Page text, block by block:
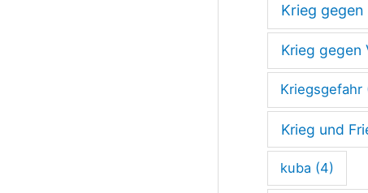
Krieg gegen
Krieg gegen
Kriegsgefahr
Krieg und
kuba (4)